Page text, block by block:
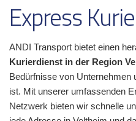
Express
ANDI Transport bietet einen
Kurierdienst in der Region
Bedürfnisse von Unternehmen
ist. Mit unserer umfassenden
Netzwerk bieten wir schnelle